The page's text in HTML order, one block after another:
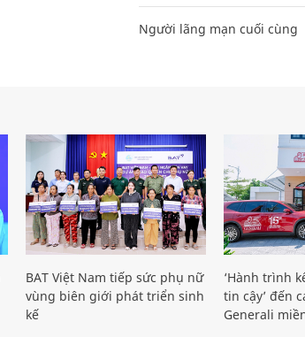
Người lãng mạn cuối cùng
BAT Việt Nam tiếp sức phụ nữ
vùng biên giới phát triển sinh
kế
‘Hành trình
tin cậy’ đến
Generali